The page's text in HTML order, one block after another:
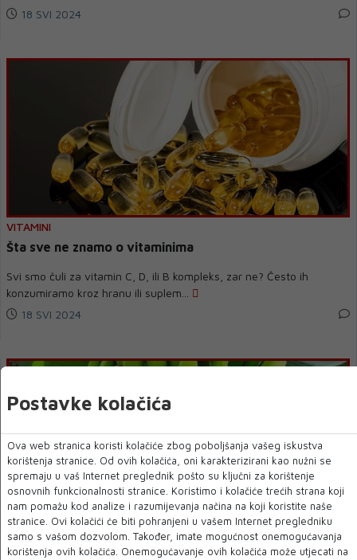
18 SVI 2024
VITAMINI
Šta sve ne znamo o vitaminima
Svi smo čuli za vitamin C, D, ili B kompleks, zar ne? Često ih
konzumiramo kroz hranu ili suplem...
18 SVI 2024
BANANE
Šta je zdravo: Jedna banana ili dvije, zrele ili zelene
Postavke kolačića
Ova web stranica koristi kolačiće zbog poboljšanja vašeg iskustva
korištenja stranice. Od ovih kolačića, oni karakterizirani kao nužni se
spremaju u vaš Internet preglednik pošto su ključni za korištenje
osnovnih funkcionalnosti stranice. Koristimo i kolačiće trećih strana koji
nam pomažu kod analize i razumijevanja načina na koji koristite naše
stranice. Ovi kolačići će biti pohranjeni u vašem Internet pregledniku
samo s vašom dozvolom. Također, imate mogućnost onemogućavanja
korištenja ovih kolačića. Onemogućavanje ovih kolačića može utjecati na